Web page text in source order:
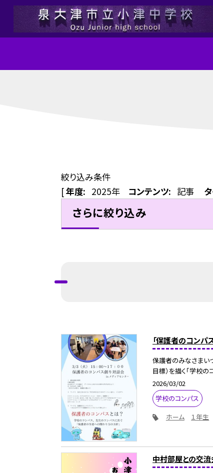
絞り込み条件
[年度: 2025年 コンテンツ: 記事
さらに絞り込み
「保護者のコンパ
保護者のみなさまい
目標）を描く「学校の
2026/03/02
学校のコンパス
ホーム
１年生
中村部屋との交流